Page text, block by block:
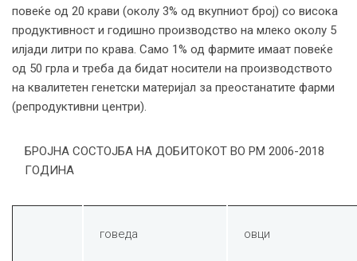
повеќе од 20 крави (околу 3% од вкупниот број) со висока
продуктивност и годишно производство на млеко околу 5
илјади литри по крава. Само 1% од фармите имаат повеќе
од 50 грла и треба да бидат носители на производството
на квалитетен генетски материјал за преостанатите фарми
(репродуктивни центри).
БРОЈНА СОСТОЈБА НА ДОБИТОКОТ ВО РМ 2006-2018
ГОДИНА
говеда овци